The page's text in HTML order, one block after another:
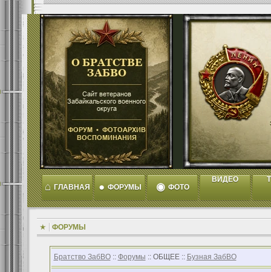
⌂ ГЛАВНАЯ ● ФОРУМЫ ◉ ФОТО
ВИДЕО
ФОРУМЫ
Братство ЗабВО:: Форумы :: ОБЩЕЕ :: Бузная ЗабВО